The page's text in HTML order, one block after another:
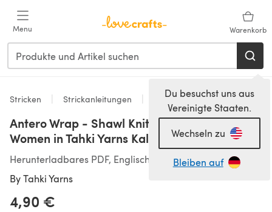
Menu Warenkorb
Du besuchst uns aus
Vereinigte Staaten.
Wechseln zu
Bleiben auf
Stricken Strickanleitungen Tücher
Antero Wrap - Shawl Knitting Pattern for
Women in Tahki Yarns Kaleidoscope
Herunterladbares PDF, Englisch
ByTahki Yarns
4,90 €